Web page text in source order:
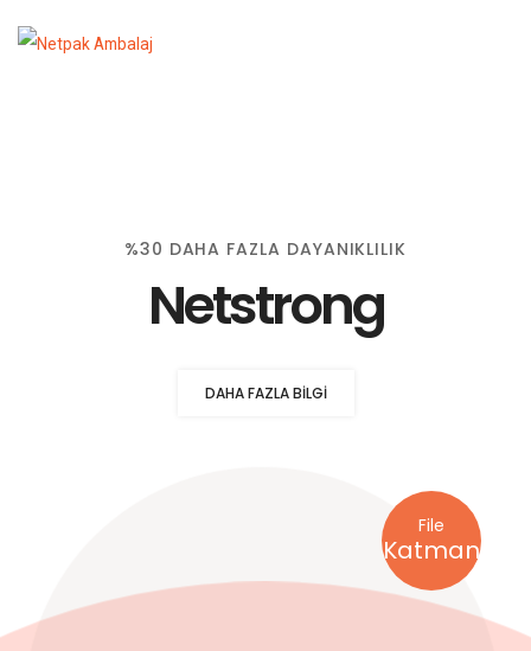
%30 DAHA FAZLA DAYANIKLILIK
Netstrong
DAHA FAZLA BILGI
Katman
File